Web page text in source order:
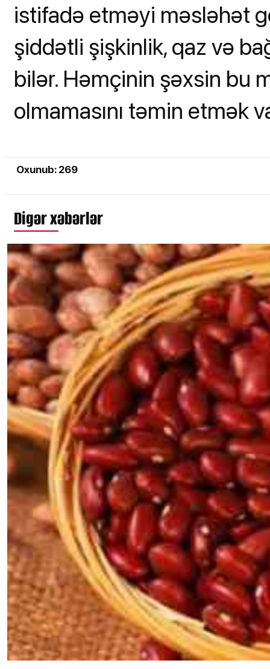
istifadə etməyi məsləhət
şiddətli şişkinlik, qaz və
bilər. Həmçinin şəxsin bu
olmamasını təmin etmək
Oxunub: 269
Digər xəbərlər